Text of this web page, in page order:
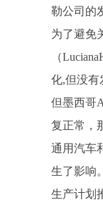
勒公司的
为了避免
（
化,但没有
但墨西哥
复正常，
通用汽车
生了影响
生产计划